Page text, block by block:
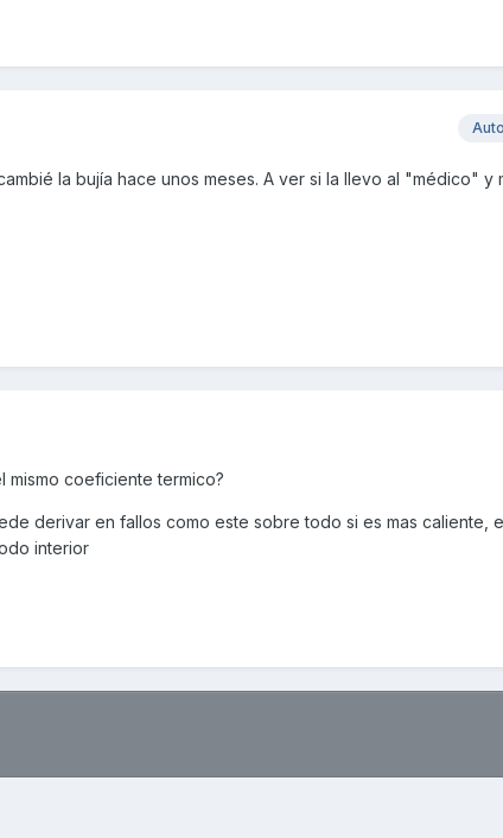
la bujía hace unos meses. A ver si la llevo al "médico" y
mismo coeficiente termico?
derivar en fallos como este sobre todo si es mas caliente,
interior